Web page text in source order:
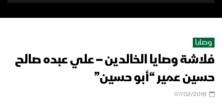
وصايا
فلاشة وصايا الخالدين – علي عبده صالح
حسين عمير “أبو حسين”
07/02/2018